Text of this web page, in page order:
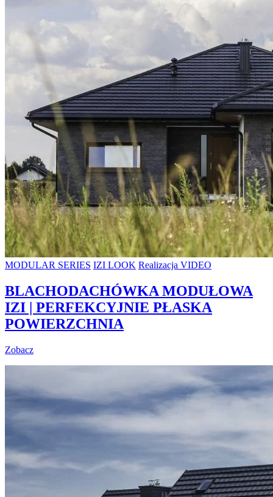
MODULAR SERIES IZI LOOK Realizacja VIDEO
BLACHODACHÓWKA MODUŁOWA
IZI | PERFEKCYJNIE PŁASKA
POWIERZCHNIA
Zobacz